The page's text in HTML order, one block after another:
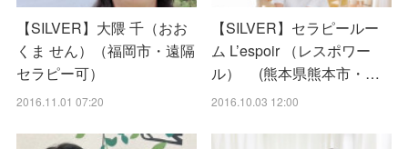
【SILVER】大隈 千（おお
くま せん）（福岡市・遠隔
セラピー可）
2016.11.01 07:20
【SILVER】セラピールー
ム L’espoir （レスポワー
ル） (熊本県熊本市・…
2016.10.03 12:00